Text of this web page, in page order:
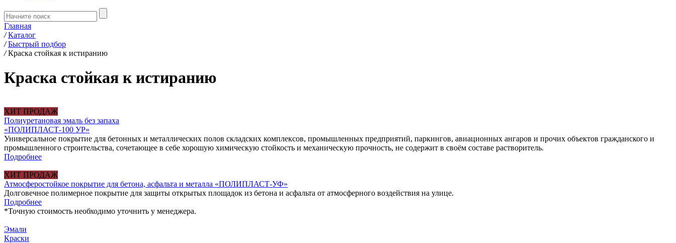
Главная
/ Каталог
/ Быстрый подбор
/ Краска стойкая к истиранию
Краска стойкая к истиранию
ХИТ ПРОДАЖ
Полиуретановая эмаль без запаха
«ПОЛИПЛАСТ-100 УР»
Универсальное покрытие для бетонных и металлических полов складских комплексов, промышленных предприятий, паркингов, авиационных ангаров и прочих объектов гражданского и
промышленного строительства, сочетающее в себе хорошую химическую стойкость и механическую прочность, не содержит в своём составе растворитель.
Подробнее
ХИТ ПРОДАЖ
Атмосферостойкое покрытие для бетона, асфальта и металла «ПОЛИПЛАСТ-УФ»
Долговечное полимерное покрытие для защиты открытых площадок из бетона и асфальта от атмосферного воздействия на улице.
Подробнее
*Точную стоимость необходимо уточнить у менеджера.
Эмали
Краски